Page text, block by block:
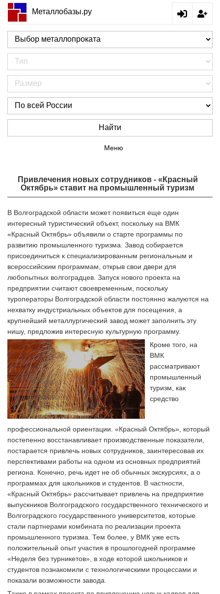
Металлобазы.ру
Найти
Меню
Привлечения новых сотрудников - «Красный
Октябрь» ставит на промышленный туризм
В Волгоградской области может появиться еще один
интересный туристический объект, поскольку на ВМК
«Красный Октябрь» объявили о старте программы по
развитию промышленного туризма. Завод собирается
присоединиться к специализированным региональным и
всероссийским программам, открыв свои двери для
любопытных волгоградцев. Запуск нового проекта на
предприятии считают своевременным, поскольку
туроператоры Волгоградской области постоянно жалуются на
нехватку индустриальных объектов для посещения, а
крупнейший металлургический завод может заполнить эту
нишу, предложив интересную культурную программу.
Кроме того, на
ВМК
рассматривают
промышленный
туризм, как
средство
профессиональной ориентации. «Красный Октябрь», который
постепенно восстанавливает производственные показатели,
постарается привлечь новых сотрудников, заинтересовав их
перспективами работы на одном из основных предприятий
региона. Конечно, речь идет не об обычных экскурсиях, а о
программах для школьников и студентов. В частности,
«Красный Октябрь» рассчитывает привлечь на предприятие
выпускников Волгоградского государственного технического и
Волгоградского государственного университетов, которые
стали партнерами комбината по реализации проекта
промышленного туризма. Тем более, у ВМК уже есть
положительный опыт участия в прошлогодней программе
«Неделя без турникетов», в ходе которой школьников и
студентов познакомили с технологическими процессами и
показали возможности завода.